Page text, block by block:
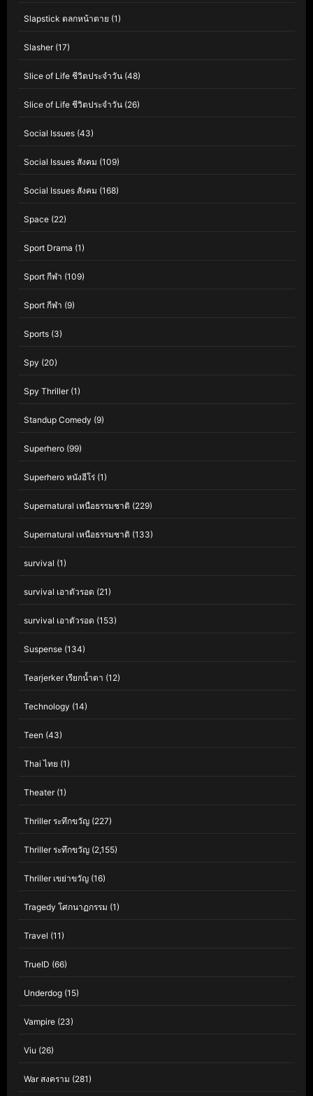
Slapstick ตลกหน้าตาย (1)
Slasher(17)
Slice of Life ชีวิตประจำวัน (48)
Slice of Life ชีวิตประจำวัน (26)
Social Issues (43)
Social Issues สังคม (109)
Social Issues สังคม (168)
Space (22)
Sport Drama (1)
Sport กีฬา (109)
Sport กีฬา (9)
Sports (3)
Spy (20)
Spy Thriller(1)
Standup Comedy (9)
Superhero (99)
Superhero หนังฮีโร่ (1)
Supernatural เหนือธรรมชาติ (229)
Supernatural เหนือธรรมชาติ (133)
survival (1)
survival เอาตัวรอด (21)
survival เอาตัวรอด (153)
Suspense (134)
Tearjerker เรียกน้ำตา (12)
Technology (14)
Teen (43)
Thai ไทย (1)
Theater(1)
Thriller ระทึกขวัญ (227)
Thriller ระทึกขวัญ (2,155)
Thriller เขย่าขวัญ (16)
Tragedy โศกนาฏกรรม (1)
Travel (11)
TrueID (66)
Underdog (15)
Vampire (23)
Viu (26)
War สงคราม (281)